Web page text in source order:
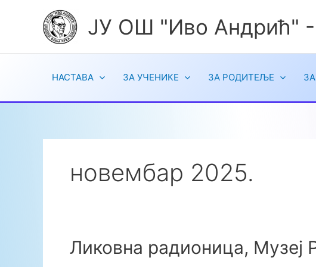
ЈУ ОШ "Иво Андрић"
НАСТАВА ЗА УЧЕНИКЕ ЗА РОДИТЕЉЕ
новембар 2025.
Ликовна радионица, Музеј